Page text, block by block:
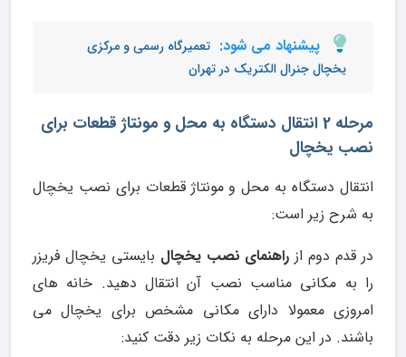
پیشنهاد می شود: تعمیرگاه رسمی و مرکزی
یخچال جنرال الکتریک در تهران
مرحله 2 انتقال دستگاه به محل و مونتاژ قطعات برای
نصب یخچال
انتقال دستگاه به محل و مونتاژ قطعات برای نصب یخچال
به شرح زیر است:
در قدم دوم از راهنمای نصب یخچال بایستی یخچال فریزر
را به مکانی مناسب نصب آن انتقال دهید. خانه های
امروزی معمولا دارای مکانی مشخص برای یخچال می
باشند. در این مرحله به نکات زیر دقت کنید: